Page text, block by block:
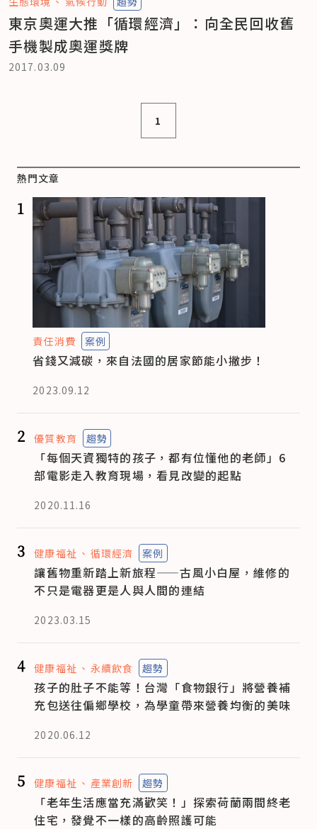
東京奧運大推「循環經濟」：向全民回收舊
手機製成奧運獎牌
2017.03.09
1
熱門文章
1
責任消費 案例
省錢又減碳，來自法國的居家節能小撇步！
2023.09.12
2 優質教育 趨勢
「每個天資獨特的孩子，都有位懂他的老師」6
部電影走入教育現場，看見改變的起點
2020.11.16
3 健康福祉 循環經濟 案例
讓舊物重新踏上新旅程——古風小白屋，維修的
不只是電器更是人與人間的連結
2023.03.15
4 健康福祉 永續飲食 趨勢
孩子的肚子不能等！台灣「食物銀行」將營養補
充包送往偏鄉學校，為學童帶來營養均衡的美味
2020.06.12
5 健康福祉 產業創新 趨勢
「老年生活應當充滿歡笑！」探索荷蘭兩間終老
住宅，發覺不一樣的高齡照護可能